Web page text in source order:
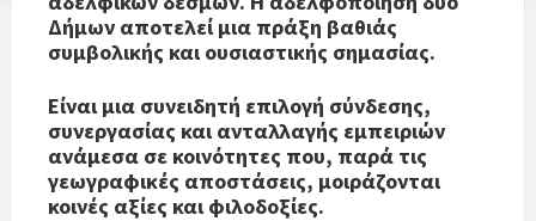
Δήμων αποτελεί μια πράξη βαθιάς
συμβολικής και ουσιαστικής σημασίας.
Είναι μια συνειδητή επιλογή σύνδεσης,
συνεργασίας και ανταλλαγής εμπειριών
ανάμεσα σε κοινότητες που, παρά τις
γεωγραφικές αποστάσεις, μοιράζονται
κοινές αξίες και φιλοδοξίες.